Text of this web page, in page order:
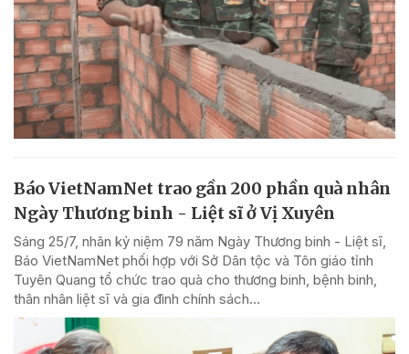
Báo VietNamNet trao gần 200 phần quà nhân
Ngày Thương binh - Liệt sĩ ở Vị Xuyên
Sáng 25/7, nhân kỷ niệm 79 năm Ngày Thương binh - Liệt sĩ,
Báo VietNamNet phối hợp với Sở Dân tộc và Tôn giáo tỉnh
Tuyên Quang tổ chức trao quà cho thương binh, bệnh binh,
thân nhân liệt sĩ và gia đình chính sách...